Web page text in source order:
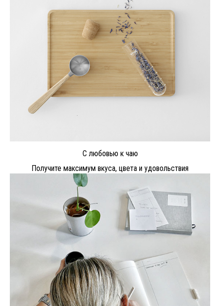
С любовью к чаю
Получите максимум вкуса, цвета и удовольствия